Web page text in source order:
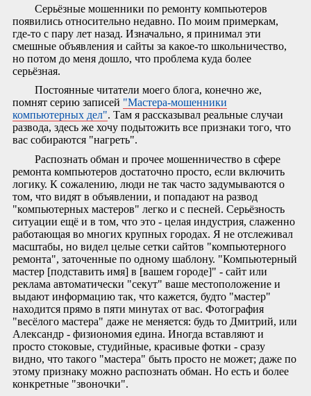
Серьёзные мошенники по ремонту компьютеров
появились относительно недавно. По моим примеркам,
где-то с пару лет назад. Изначально, я принимал эти
смешные объявления и сайты за какое-то школьничество,
но потом до меня дошло, что проблема куда более
серьёзная.
Постоянные читатели моего блога, конечно же,
помнят серию записей "Мастера-мошенники
компьютерных дел". Там я рассказывал реальные случаи
развода, здесь же хочу подытожить все признаки того, что
вас собираются "нагреть".
Распознать обман и прочее мошенничество в сфере
ремонта компьютеров достаточно просто, если включить
логику. К сожалению, люди не так часто задумываются о
том, что видят в объявлении, и попадают на развод
"компьютерных мастеров" легко и с песней. Серьёзность
ситуации ещё и в том, что это - целая индустрия, слаженно
работающая во многих крупных городах. Я не отслеживал
масштабы, но видел целые сетки сайтов "компьютерного
ремонта", заточенные по одному шаблону. "Компьютерный
мастер [подставить имя] в [вашем городе]" - сайт или
реклама автоматически "секут" ваше местоположение и
выдают информацию так, что кажется, будто "мастер"
находится прямо в пяти минутах от вас. Фотография
"весёлого мастера" даже не меняется: будь то Дмитрий, или
Александр - физиономия едина. Иногда вставляют и
просто стоковые, студийные, красивые фотки - сразу
видно, что такого "мастера" быть просто не может; даже по
этому признаку можно распознать обман. Но есть и более
конкретные "звоночки".